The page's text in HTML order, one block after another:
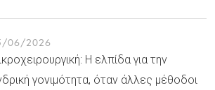
06/2026
Η ελπίδα για την
γονιμότητα, όταν άλλες μέθοδοι